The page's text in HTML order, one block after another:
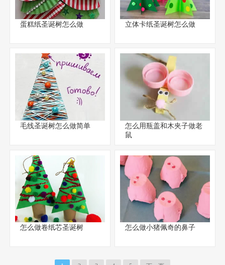
蛋糕纸圣诞树怎么做 立体卡纸圣诞树怎么做
毛线圣诞树怎么做简单
怎么用瓶盖和木夹子做老
鼠
怎么做卷纸芯圣诞树 怎么做小猪佩奇的鼻子